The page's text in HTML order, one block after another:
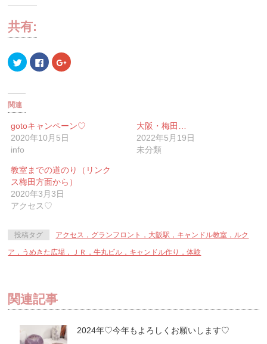
共有:
ク
リ
て
で
有
(新
し
ウ
ン
ド
ウ
で
開
き
ま
Facebook
で
リ
ッ
ク
だ
さ
い
(新
し
い
ウ
ド
ウ
開
ク
リ
有
(新
し
ン
ド
ウ
で
関連
gotoキャンペーン♡
2020年10月5日
info
大阪・梅田…
2022年5月19日
未分類
教室までの道のり（リンク
ス梅田方面から）
2020年3月3日
アクセス♡
投稿タグ アクセス，グランフロント，大阪駅，キャンドル教室，ルク
ア，うめきた広場，ＪＲ，牛丸ビル，キャンドル作り，体験
関連記事
2024年♡今年もよろしくお願いします♡